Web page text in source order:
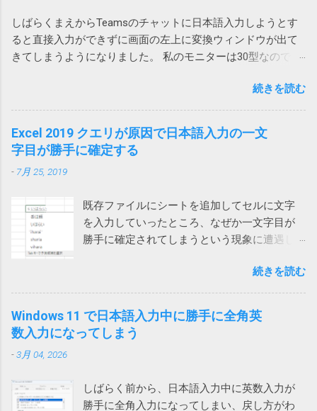
つのアドインをオフにしたところ、改善しま
した。 Adobe Acrobat のアドインはろくなこ
とをしません。 解除の仕方は次のページをご
Outlookがプロパティの変更を通知 アドインで
という連絡があったので、再度アドインをオ
フにしてみましたが、今回は解決しませんで
形式で保存され、文字化けしなくなりま...
行するとエラーが発生し「Chrome を使用した
ファイルのダウンロードはサポートされてい
ません。オートメーション ブラウザーの使用
を検討してください」と言われてしまいま
す。 そうなんだ、では、とEdgeやIE（Internet
の起動モードの一つでした。 それではと、オ
ートメーションブラウザーを使ってみるとオ
ました。 また、IEのサポート終了が来年2022
年6月に迫っているというのもひっかかりま
す。 ダウンロードフォルダーを空にする では
はダウンロードする前にダウンロードフォル
ル名がわからないファイルをコピーする方法
いやこれ、私なんかはダウンロードフォルダ
プのファイルが全部消えてしまいます。 ブラ
ウザのダウンロードフォルダーを一時的に作
https://amzn.asia/d/hkiQ5Y2 果たして、うちで使っていたアレ
が回収対象だったのかどうか… Amazonから購入しているの
で、回収対象だったらメールが来ていたと思いたいです。
しばらくまえからTeamsのチャットに日本語入力しようとす
ると直接入力ができずに画面の左上に変換ウィンドウが出て
きてしまうようになりました。 私のモニターは30型なので
い。 使っているうちに直るときもあるけれどしばしば発生し
てイラッとしていました。 そうこうするうちに職場内からも
問い合わせがあったのでMicrosoftに問い合わせてみました。
その結果、Microsoftでも現象を再現することができ、Teams
とIMEの問題であり、修正が必要だと認識しているけれど時期
は未定という事でした。 回避策としては、どれでもいいから
になるという事でした。 他のウィンドウ（ブラウザや他のア
プリ）をクリックしてからTeamsに戻って日本語入力すると
確かに直接入力できるようになりました。（デスクトップを
クリックしても解消しました） 一回解消すれば、Teamsを再
起動するまでは問題は再現しないようです。普通は再起動し
ないので一日一回クリックすれば回避できるということにな
ります。 ひと手間かかるとはいえ、手軽に確実に回避できる
ようになったのは嬉しいです。
続きを読む
Excel 2019 クエリが原因で日本語入力の一文
字目が勝手に確定する
- 7月 25, 2019
既存ファイルにシートを追加してセルに文字
を入力していったところ、なぜか一文字目が
勝手に確定されてしまうという現象に遭遇し
に、例えば「支払い」と入力しようとする
と、shiharaiのsを入れた時点で確定されてしま
い、「s いはらい 」のようになってしまいま
す。 消しては入力やり直しなので異常に入力
しづらい。大量に入力する必要がある方は絶
存の問題らしいということがわかりました。
続きを読む
Windows 11 で日本語入力中に勝手に全角英
数入力になってしまう
-3月 04, 2026
しばらく前から、日本語入力中に英数入力が
勝手に全角入力になってしまい、戻し方がわ